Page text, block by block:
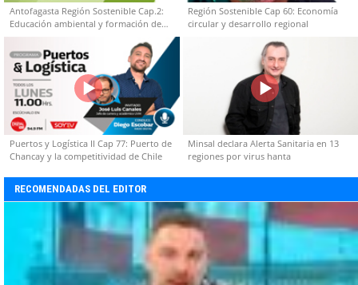
Antofagasta Región Sostenible Cap.2:
Educación ambiental y formación de
capacidades técnicas
Región Sostenible Cap 60: Economía
circular y desarrollo regional
Puertos y Logística II Cap 77: Puerto de
Chancay y la competitividad de Chile
Minsal declara Alerta Sanitaria en 13
regiones por virus hanta
RECOMENDADAS DEL EDITOR